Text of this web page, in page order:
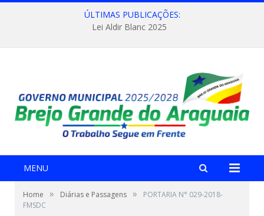
ÚLTIMAS PUBLICAÇÕES:
Lei Aldir Blanc 2025
MENU
Home » Diárias e Passagens »
PORTARIA N° 029-2018-
FMSDC